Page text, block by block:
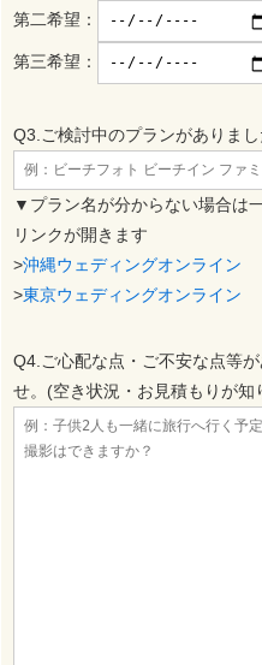
第二希望：
第三希望：
Q3.ご検討中のプランがありまし
▼プラン名が分からない場合は
リンクが開きます
>沖縄ウェディングオンライン
>東京ウェディングオンライン
Q4.ご心配な点・ご不安な点等
せ。(空き状況・お見積もりが知